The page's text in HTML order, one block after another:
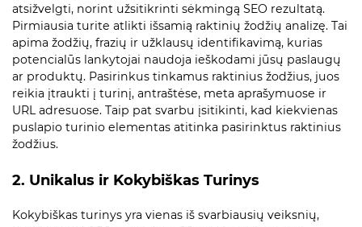
atsižvelgti, norint užsitikrinti sėkmingą SEO rezultatą.
Pirmiausia turite atlikti išsamią raktinių žodžių analizę. Tai
apima žodžių, frazių ir užklausų identifikavimą, kurias
potencialūs lankytojai naudoja ieškodami jūsų paslaugų
ar produktų. Pasirinkus tinkamus raktinius žodžius, juos
reikia įtraukti į turinį, antraštėse, meta aprašymuose ir
URL adresuose. Taip pat svarbu įsitikinti, kad kiekvienas
puslapio turinio elementas atitinka pasirinktus raktinius
žodžius.
2. Unikalus ir Kokybiškas Turinys
Kokybiškas turinys yra vienas iš svarbiausių veiksnių,